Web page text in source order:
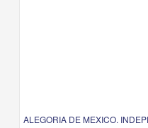
ALEGORIA DE MEXICO.